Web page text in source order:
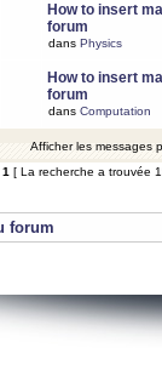
How to insert
forum
dans Physics
How to insert
forum
dans Computation
Afficher les messages
1 [ La recherche a trouvée
forum